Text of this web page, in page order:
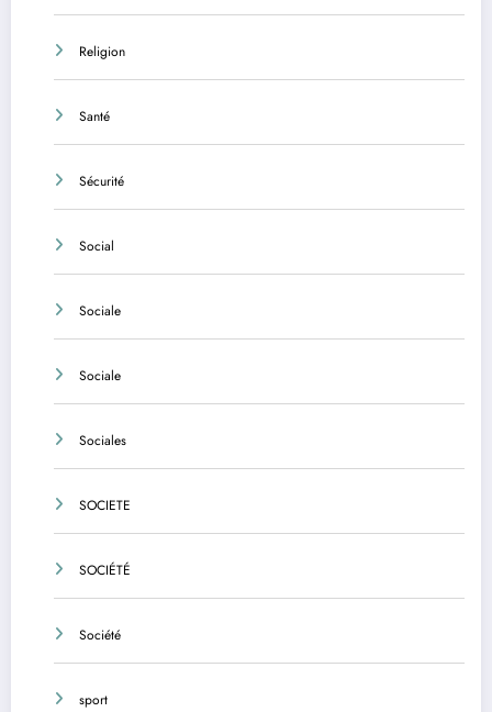
Religion
Santé
Sécurité
Social
Sociale
Sociale
Sociales
SOCIETE
SOCIÉTÉ
Société
sport